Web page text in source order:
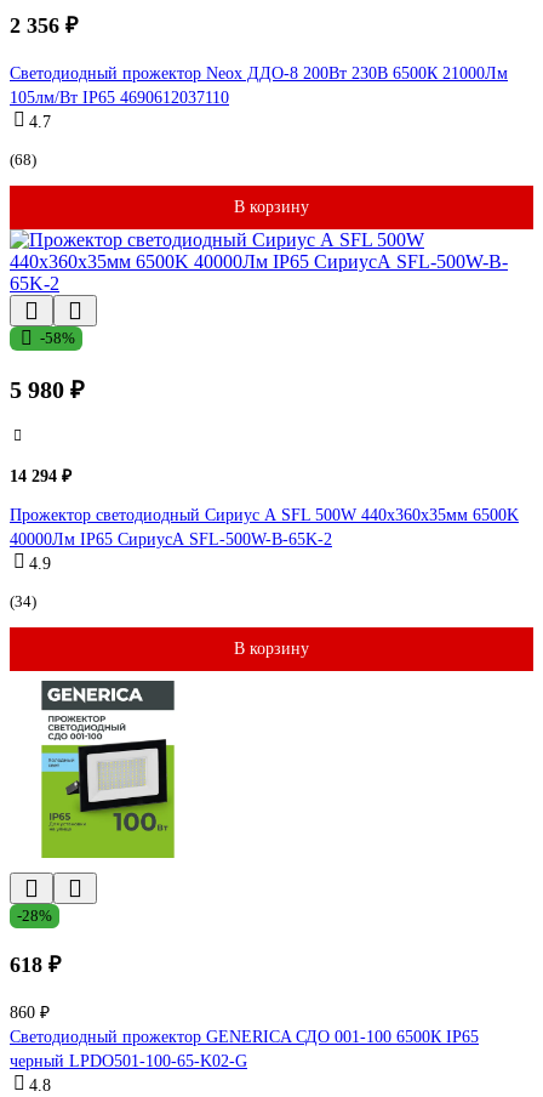
2 356 ₽
Светодиодный прожектор Neox ДДО-8 200Вт 230В 6500К 21000Лм
105лм/Вт IP65 4690612037110
4.7
(68)
В корзину
-58%
5 980 ₽
14 294 ₽
Прожектор светодиодный Сириус А SFL 500W 440x360x35мм 6500K
40000Лм IP65 СириусА SFL-500W-B-65K-2
4.9
(34)
В корзину
-28%
618 ₽
860 ₽
Светодиодный прожектор GENERICA СДО 001-100 6500К IP65
черный LPDO501-100-65-K02-G
4.8